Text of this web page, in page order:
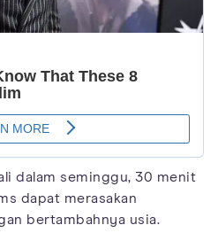
dalam seminggu, 30 menit
dapat merasakan
bertambahnya usia.